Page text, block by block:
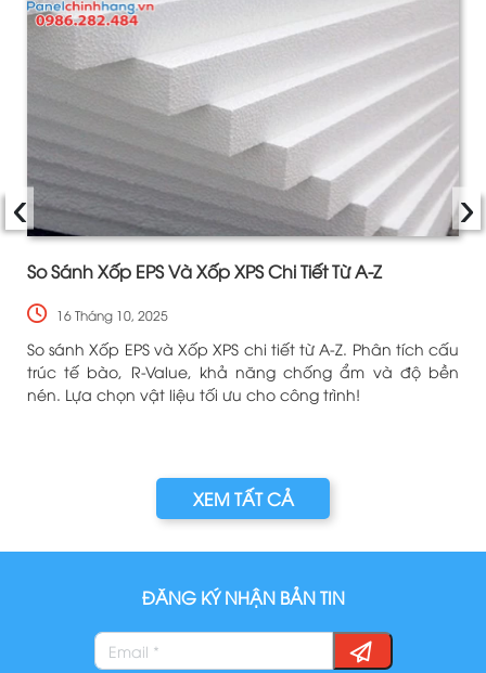
So Sánh Xốp EPS Và Xốp XPS Chi Tiết Từ A-Z
16 Tháng 10, 2025
So sánh Xốp EPS và Xốp XPS chi tiết từ A-Z. Phân tích cấu
trúc tế bào, R-Value, khả năng chống ẩm và độ bền
nén. Lựa chọn vật liệu tối ưu cho công trình!
‹ ›
XEM TẤT CẢ
ĐĂNG KÝ NHẬN BẢN TIN